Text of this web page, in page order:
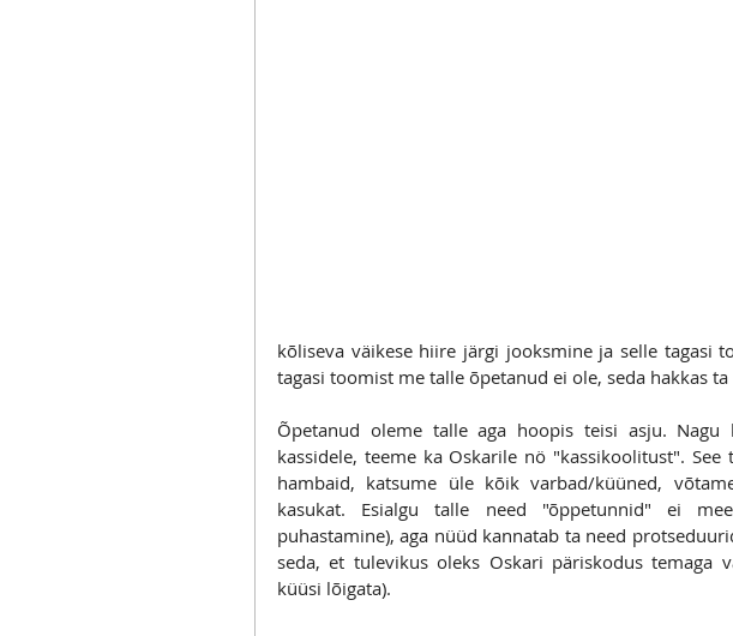
kõliseva väikese hiire järgi jooksmine ja selle tagasi
tagasi toomist me talle õpetanud ei ole, seda hakkas ta
Õpetanud oleme talle aga hoopis teisi asju.
kassidele, teeme ka Oskarile nö "kassikoolitust".
hambaid, katsume üle kõik varbad/küüned,
kasukat. Esialgu talle need "õppetunnid" ei
puhastamine), aga nüüd kannatab ta need
seda, et tulevikus oleks Oskari päriskodus temaga
küüsi lõigata).